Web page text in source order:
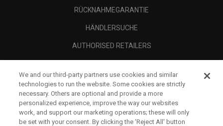
RÜCKNAHMEGARANTIE
HÄNDLERSUCHE
AUTHORISED RETAILERS
UNTERNEHMENSPROFIL
RECHTLICHES-
We and our third-party partners use cookies and similar
technologies to run the website. Some cookies are strictly
necessary. Others are optional and provide a more
personalized experience, improve the way our websites
work, and support our marketing operations; these will only
be set with your consent. By clicking the ‘Reject All' button